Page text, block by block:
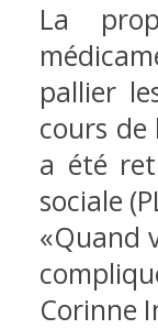
La
pallier
cours
a été
sociale
«Quand
Corinne